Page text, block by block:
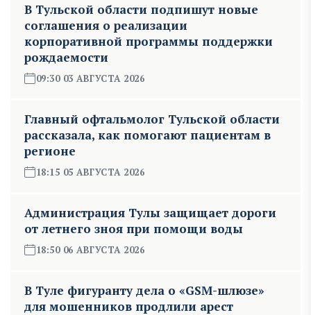
В Тульской области подпишут новые
соглашения о реализации
корпоративной программы поддержки
рождаемости
09:30 03 АВГУСТА 2026
Главный офтальмолог Тульской области
рассказала, как помогают пациентам в
регионе
18:15 05 АВГУСТА 2026
Администрация Тулы защищает дороги
от летнего зноя при помощи воды
18:50 06 АВГУСТА 2026
В Туле фигуранту дела о «GSM-шлюзе»
для мошенников продлили арест